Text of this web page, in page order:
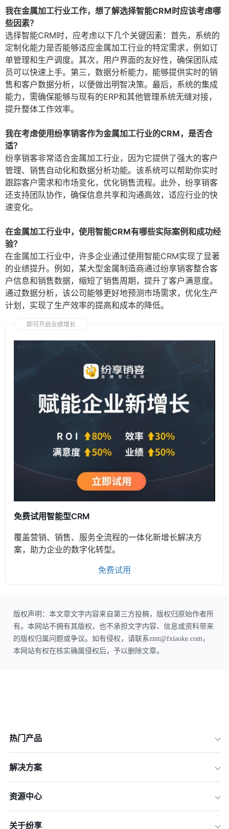
我在金属加工行业工作，想了解选择智能CRM时应该考虑哪
些因素？
选择智能CRM时，应考虑以下几个关键因素：首先，系统的
定制化能力是否能够适应金属加工行业的特定需求，例如订
单管理和生产调度。其次，用户界面的友好性，确保团队成
员可以快速上手。第三，数据分析能力，能够提供实时的销
售和客户数据分析，以便做出明智决策。最后，系统的集成
能力，需确保能够与现有的ERP和其他管理系统无缝对接，
提升整体工作效率。
我在考虑使用纷享销客作为金属加工行业的CRM，是否合
适？
纷享销客非常适合金属加工行业，因为它提供了强大的客户
管理、销售自动化和数据分析功能。该系统可以帮助你实时
跟踪客户需求和市场变化，优化销售流程。此外，纷享销客
还支持团队协作，确保信息共享和沟通高效，适应行业的快
速变化。
在金属加工行业中，使用智能CRM有哪些实际案例和成功经
验？
在金属加工行业中，许多企业通过使用智能CRM实现了显著
的业绩提升。例如，某大型金属制造商通过纷享销客整合客
户信息和销售数据，缩短了销售周期，提升了客户满意度。
通过数据分析，该公司能够更好地预测市场需求，优化生产
计划，实现了生产效率的提高和成本的降低。
即可开启业绩增长
免费试用智能型CRM
覆盖营销、销售、服务全流程的一体化新增长解决方
案，助力企业的数字化转型。
免费试用
版权声明：本文章文字内容来自第三方投稿，版权归原始作者所
有。本网站不拥有其版权，也不承担文字内容、信息或资料带来
的版权归属问题或争议。如有侵权，请联系zmt@fxiaoke.com，
本网站有权在核实确属侵权后，予以删除文章。
热门产品
解决方案
资源中心
关于纷享